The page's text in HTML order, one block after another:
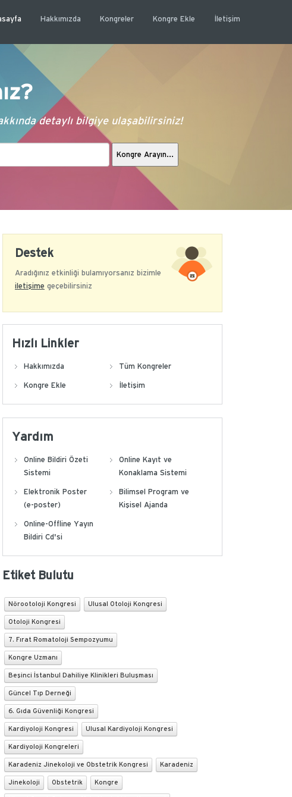
Hakkımızda Kongreler Kongre Ekle İletişim
detaylı bilgiye ulaşabilirsiniz!
Destek
Aradığınız etkinliği bulamıyorsanız bizimle
iletişime geçebilirsiniz
Hızlı Linkler
Hakkımızda Tüm Kongreler
Kongre Ekle İletişim
Yardım
Online Bildiri Özeti
Sistemi
Online Kayıt ve
Konaklama Sistemi
Elektronik Poster
(e-poster)
Bilimsel Program ve
Kişisel Ajanda
Online-Offline Yayın
Bildiri Cd'si
Etiket Bulutu
Nörootoloji Kongresi Ulusal Otoloji Kongresi
Otoloji Kongresi
7. Fırat Romatoloji Sempozyumu
Kongre Uzmanı
Beşinci İstanbul Dahiliye Klinikleri Buluşması
Güncel Tıp Derneği
6. Gıda Güvenliği Kongresi
Kardiyoloji Kongresi Ulusal Kardiyoloji Kongresi
Kardiyoloji Kongreleri
Karadeniz Jinekoloji ve Obstetrik Kongresi Karadeniz
Jinekoloji Obstetrik Kongre